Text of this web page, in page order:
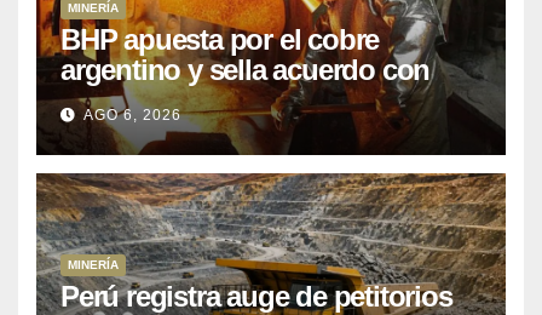
MINERÍA
BHP apuesta por el cobre
argentino y sella acuerdo con
Kobrea para siete proyecto
AGO 6, 2026
MINERÍA
Perú registra auge de petitorios